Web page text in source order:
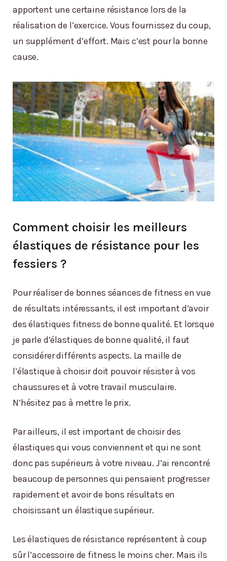
apportent une certaine résistance lors de la
réalisation de l’exercice. Vous fournissez du coup,
un supplément d’effort. Mais c’est pour la bonne
cause.
Comment choisir les meilleurs
élastiques de résistance pour les
fessiers ?
Pour réaliser de bonnes séances de fitness en vue
de résultats intéressants, il est important d’avoir
des élastiques fitness de bonne qualité. Et lorsque
je parle d’élastiques de bonne qualité, il faut
considérer différents aspects. La maille de
l’élastique à choisir doit pouvoir résister à vos
chaussures et à votre travail musculaire.
N’hésitez pas à mettre le prix.
Par ailleurs, il est important de choisir des
élastiques qui vous conviennent et qui ne sont
donc pas supérieurs à votre niveau. J’ai rencontré
beaucoup de personnes qui pensaient progresser
rapidement et avoir de bons résultats en
choisissant un élastique supérieur.
Les élastiques de résistance représentent à coup
sûr l’accessoire de fitness le moins cher. Mais ils